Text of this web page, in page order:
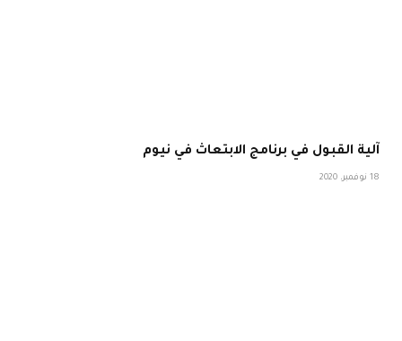
آلية القبول في برنامج الابتعاث في نيوم
18 نوفمبر، 2020